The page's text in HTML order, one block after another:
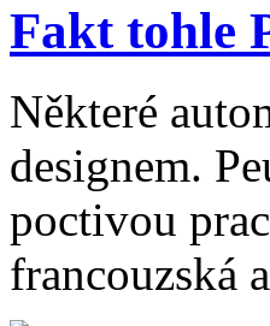
Fakt tohle
Některé
designem.
poctivou
francouzská